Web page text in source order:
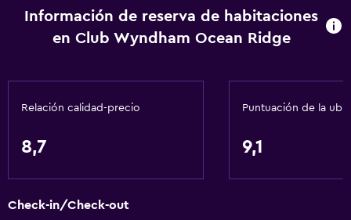
Información de reserva de habitaciones
en Club Wyndham Ocean Ridge
Relación calidad-precio
8,7
Puntuación de la
9,1
Check-in/Check-out